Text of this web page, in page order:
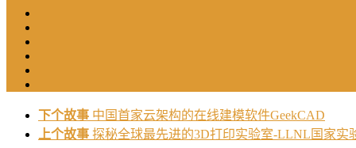
下个故事 中国首家云架构的在线建模软件GeekCAD
上个故事 探秘全球最先进的3D打印实验室-LLNL国家实